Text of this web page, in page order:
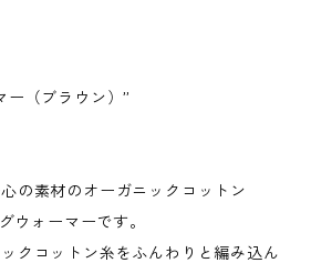
ー（ブラウン）”
の素材のオーガニックコットン
ウォーマーです。
クコットン糸をふんわりと編み込ん